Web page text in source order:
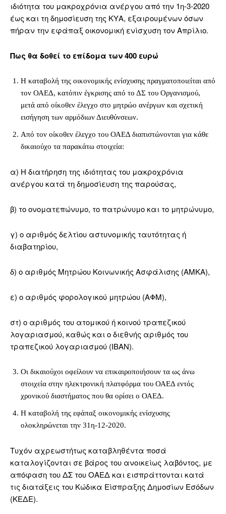
ιδιότητα του μακροχρόνια ανέργου από την 1η-3-2020
έως και τη δημοσίευση της ΚΥΑ, εξαιρουμένων όσων
πήραν την εφάπαξ οικονομική ενίσχυση τον Απρίλιο.
Πως θα δοθεί το επίδομα των 400 ευρώ
Η καταβολή της οικονομικής ενίσχυσης πραγματοποιείται από
τον ΟΑΕΔ, κατόπιν έγκρισης από το ΔΣ του Οργανισμού,
μετά από οίκοθεν έλεγχο στο μητρώο ανέργων και σχετική
εισήγηση των αρμόδιων Διευθύνσεων.
Από τον οίκοθεν έλεγχο του ΟΑΕΔ διαπιστώνονται για κάθε
δικαιούχο τα παρακάτω στοιχεία:
α) Η διατήρηση της ιδιότητας του μακροχρόνια
ανέργου κατά τη δημοσίευση της παρούσας,
β) το ονοματεπώνυμο, το πατρώνυμο και το μητρώνυμο,
γ) ο αριθμός δελτίου αστυνομικής ταυτότητας ή
διαβατηρίου,
δ) ο αριθμός Μητρώου Κοινωνικής Ασφάλισης (ΑMΚΑ),
ε) ο αριθμός φορολογικού μητρώου (ΑΦΜ),
στ) ο αριθμός του ατομικού ή κοινού τραπεζικού
λογαριασμού, καθώς και ο διεθνής αριθμός του
τραπεζικού λογαριασμού (IBAN).
Οι δικαιούχοι οφείλουν να επικαιροποιήσουν τα ως άνω
στοιχεία στην ηλεκτρονική πλατφόρμα του ΟΑΕΔ εντός
χρονικού διαστήματος που θα ορίσει ο ΟΑΕΔ.
Η καταβολή της εφάπαξ οικονομικής ενίσχυσης
ολοκληρώνεται την 31η-12-2020.
Τυχόν αχρεωστήτως καταβληθέντα ποσά
καταλογίζονται σε βάρος του ανοικείως λαβόντος, με
απόφαση του ΔΣ του ΟΑΕΔ και εισπράττονται κατά
τις διατάξεις του Κώδικα Είσπραξης Δημοσίων Εσόδων
(ΚΕΔΕ).